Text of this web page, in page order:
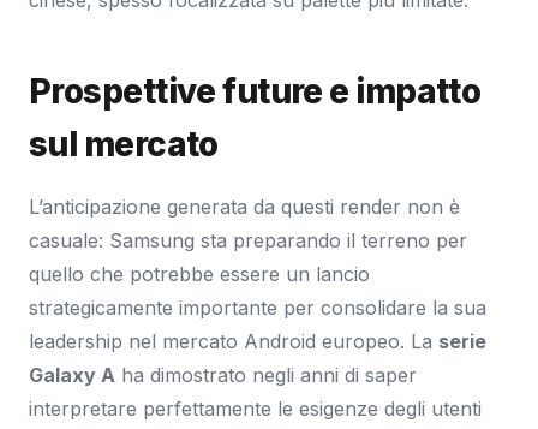
Prospettive future e impatto
sul mercato
L’anticipazione generata da questi render non è
casuale: Samsung sta preparando il terreno per
quello che potrebbe essere un lancio
strategicamente importante per consolidare la sua
leadership nel mercato Android europeo. La serie
Galaxy A ha dimostrato negli anni di saper
interpretare perfettamente le esigenze degli utenti